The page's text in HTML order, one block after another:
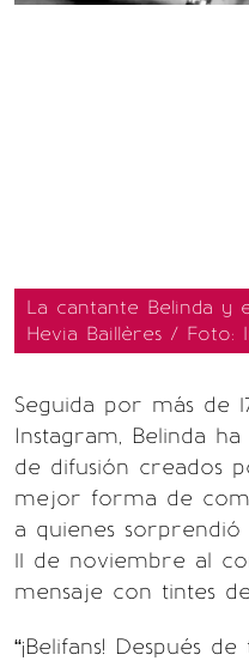
La cantante Belinda y
Hevia Baillères / Foto:
Seguida por más de
Instagram, Belinda
de difusión creados
mejor forma de
a quienes
11 de noviembre al
mensaje con tintes
“¡Belifans! Después